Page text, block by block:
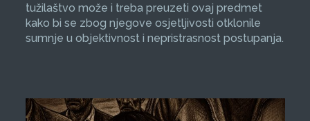
tužilaštvo može i treba preuzeti ovaj predmet
kako bi se zbog njegove osjetljivosti otklonile
sumnje u objektivnost i nepristrasnost postupanja.